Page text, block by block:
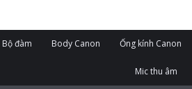
Bộ đàm Body Canon Ống kính Canon
Mic thu âm